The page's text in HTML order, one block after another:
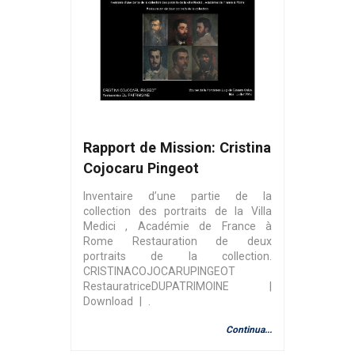
Rapport de Mission: Cristina
Cojocaru Pingeot
Inventaire d’une partie de la
collection des portraits de la Villa
Medici , Académie de France à
Rome Restauration de deux
portraits de la collection.
CRISTINACOJOCARUPINGEOT
RestauratriceDUPATRIMOINE |
Download | .
Continua...